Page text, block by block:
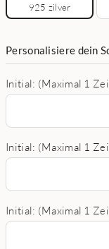
925 zilver
Personalisiere dein
Initial: (Maximal 1
Initial: (Maximal 1
Initial: (Maximal 1